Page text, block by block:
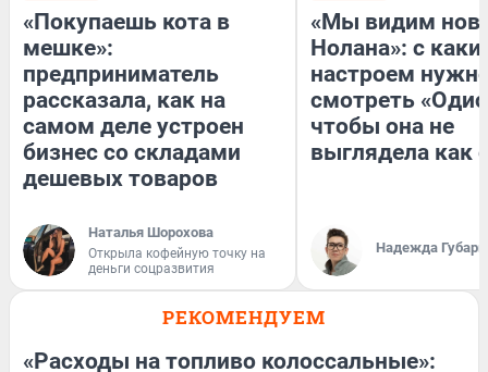
«Покупаешь кота в
мешке»:
предприниматель
рассказала, как на
самом деле устроен
бизнес со складами
дешевых товаров
Наталья Шорохова
Открыла кофейную точку на
деньги соцразвития
«Мы видим
Нолана»: с
настроем
смотреть
чтобы она не
выглядела как
Надежда Губарь
РЕКОМЕНДУЕМ
«Расходы на топливо колоссальные»: